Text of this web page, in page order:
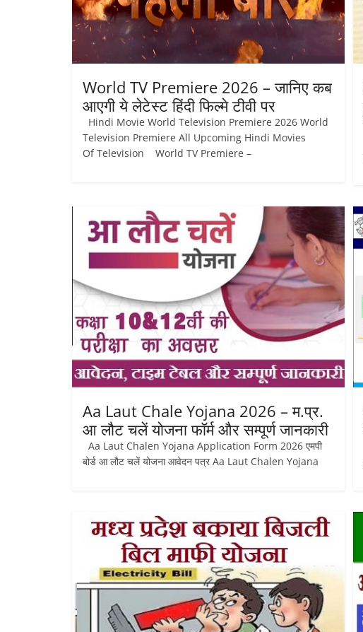
World TV Premiere 2026 – जानिए कब
आएगी ये लेटेस्ट हिंदी फिल्मे टीवी पर
Hindi Movie World Television Premiere 2026 World
Television Premiere All Upcoming Hindi Movies
Of Television World TV Premiere –
Aa Laut Chale Yojana 2026 – म.प्र.
आ लौट चलें योजना फॉर्म और सम्पूर्ण जानकारी
Aa Laut Chalen Yojana Application Form 2026 एमपी
बोर्ड आ लौट चलें योजना आवेदन पत्र Aa Laut Chalen Yojana